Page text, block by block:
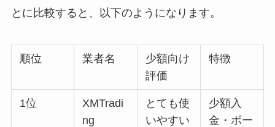
とに比較すると、以下のようになります。
順位 業者名
少額向け
評価
特徴
1位
XMTradi
ng
とても使
いやすい
少額入
金・ボー